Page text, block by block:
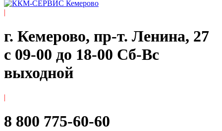
|
г. Кемерово, пр-т. ​Ленина, 27
с 09-00 до 18-00 Сб-Вс
выходной
|
8 800 775-60-60